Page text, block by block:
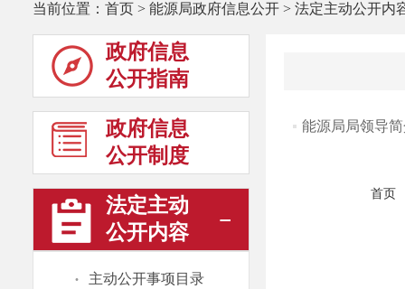
当前位置： 首页 > 能源局政府信息公开 > 法定主动公开内
政府信息
公开指南
政府信息
公开制度
法定主动
公开内容
· 主动公开事项目录
能源局局领导
首页